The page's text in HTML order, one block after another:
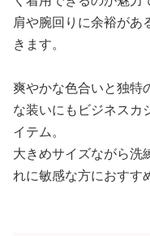
肩や腕回りに余裕があ
きます。
爽やかな色合いと独特
な装いにもビジネスカ
イテム。
大きめサイズながら洗
れに敏感な方におすす